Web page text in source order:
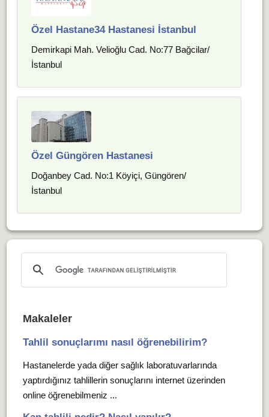
Özel Hastane34 Hastanesi İstanbul
Demirkapi Mah. Velioğlu Cad. No:77 Bağcilar/
İstanbul
Özel Güngören Hastanesi
Doğanbey Cad. No:1 Köyiçi, Güngören/
İstanbul
Makaleler
Tahlil sonuçlarımı nasıl öğrenebilirim?
Hastanelerde yada diğer sağlık laboratuvarlarında
yaptırdığınız tahlillerin sonuçlarını internet üzerinden
online öğrenebilmeniz ...